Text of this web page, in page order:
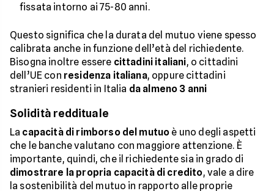
fissata intorno ai 75-80 anni.
Questo significa che la durata del mutuo viene spesso
calibrata anche in funzione dell’età del richiedente.
Bisogna inoltre essere cittadini italiani, o cittadini
dell’UE con residenza italiana, oppure cittadini
stranieri residenti in Italia da almeno 3 anni
Solidità reddituale
La capacità di rimborso del mutuo è uno degli aspetti
che le banche valutano con maggiore attenzione. È
importante, quindi, che il richiedente sia in grado di
dimostrare la propria capacità di credito, vale a dire
la sostenibilità del mutuo in rapporto alle proprie